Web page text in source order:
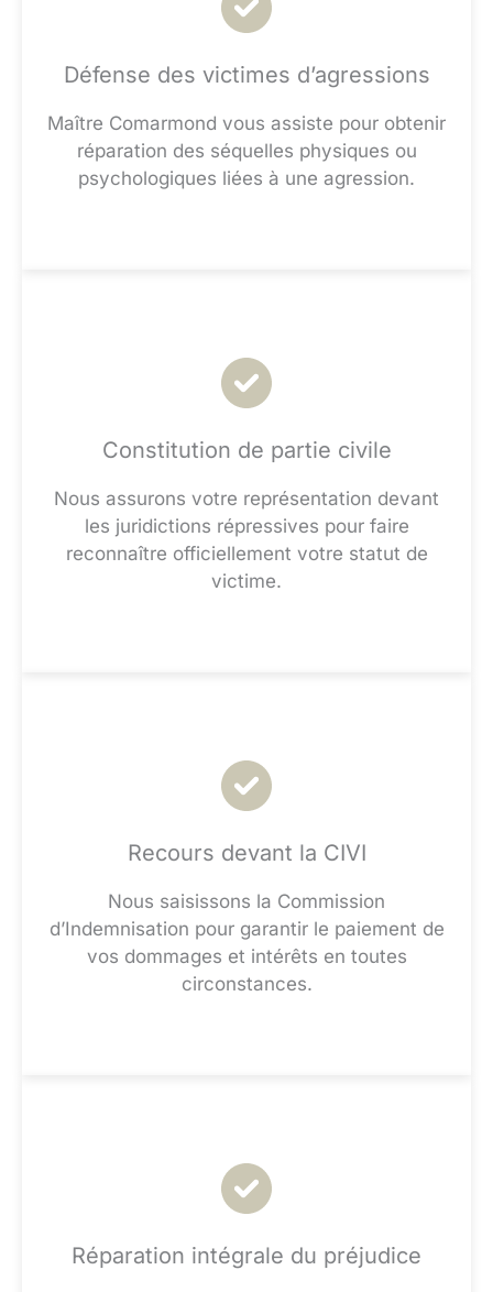
Défense des victimes d’agressions
Maître Comarmond vous assiste pour obtenir
réparation des séquelles physiques ou
psychologiques liées à une agression.
Constitution de partie civile
Nous assurons votre représentation devant
les juridictions répressives pour faire
reconnaître officiellement votre statut de
victime.
Recours devant la CIVI
Nous saisissons la Commission
d’Indemnisation pour garantir le paiement de
vos dommages et intérêts en toutes
circonstances.
Réparation intégrale du préjudice